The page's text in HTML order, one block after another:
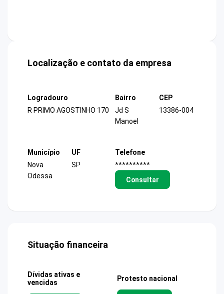
Localização e contato da empresa
Logradouro
R PRIMO AGOSTINHO 170
Bairro
Jd S
Manoel
CEP
13386-004
Município
Nova
Odessa
UF
SP
Telefone
**********
Consultar
Situação financeira
Dívidas ativas e
vencidas
Protesto nacional